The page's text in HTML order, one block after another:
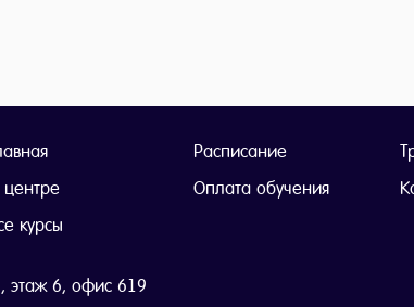
курсы
Расписание
Оплата обучения
этаж 6, офис 619